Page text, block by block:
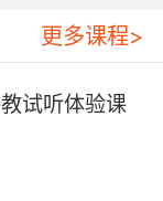
有多少年輕人
here and
coppers,
or gender.
更多课程>
试听体验课